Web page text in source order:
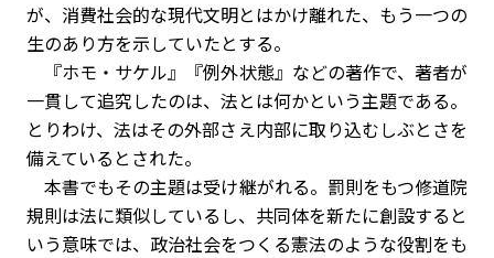
が、消費社会的な現代文明とはかけ離れた、もう一つの
生のあり方を示していたとする。
『ホモ・サケル』『例外状態』などの著作で、著者が
一貫して追究したのは、法とは何かという主題である。
とりわけ、法はその外部さえ内部に取り込むしぶとさを
備えているとされた。
本書でもその主題は受け継がれる。罰則をもつ修道院
規則は法に類似しているし、共同体を新たに創設すると
いう意味では、政治社会をつくる憲法のような役割をも